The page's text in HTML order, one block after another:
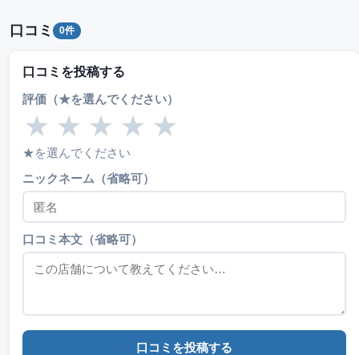
口コミ 0件
口コミを投稿する
評価（★を選んでください）
★ ★ ★ ★ ★
★を選んでください
ニックネーム（省略可）
口コミ本文（省略可）
口コミを投稿する